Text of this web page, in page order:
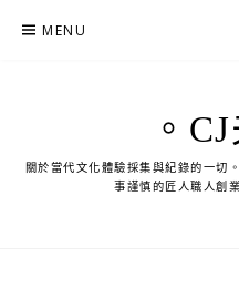
MENU
。
關於當代文化體驗採集與紀錄的一切
事謹慎的匠人職人創